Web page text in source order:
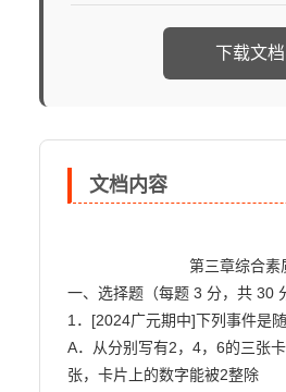
下载文档
文档内容
一、选择题（每题 3 分，共 30
1．[2024广元期中]下列事件是
A．从分别写有2，4，6的三张
张，卡片上的数字能被2整除